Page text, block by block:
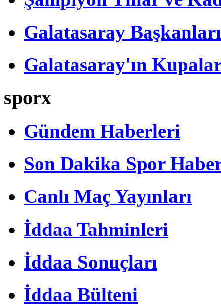
Galatasaray Başkanları
Galatasaray'ın
sporx
Gündem Haberleri
Son Dakika Spor
Canlı Maç Yayınları
İddaa Tahminleri
İddaa Sonuçları
İddaa Bülteni